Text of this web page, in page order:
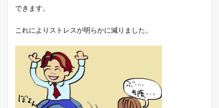
できます。
これによりストレスが明らかに減りました。